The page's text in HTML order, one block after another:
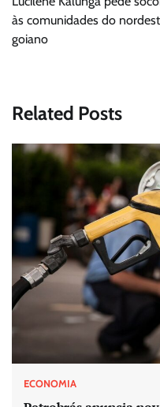
Post
às comunidades do
goiano
Related Posts
ECONOMIA